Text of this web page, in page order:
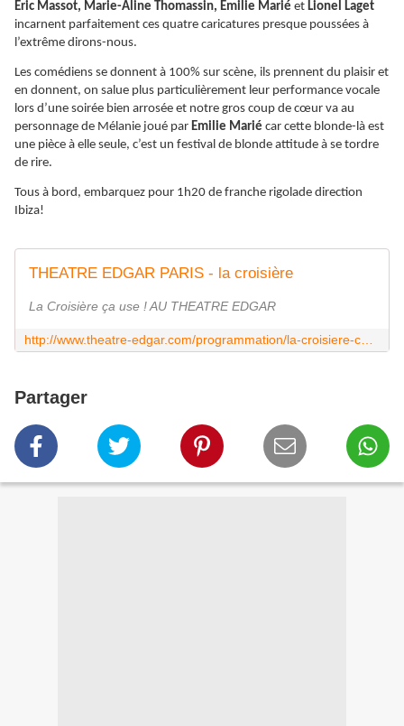
Eric Massot, Marie-Aline Thomassin, Emilie Marié et Lionel Laget
incarnent parfaitement ces quatre caricatures presque poussées à
l’extrême dirons-nous.
Les comédiens se donnent à 100% sur scène, ils prennent du plaisir et
en donnent, on salue plus particulièrement leur performance vocale
lors d’une soirée bien arrosée et notre gros coup de cœur va au
personnage de Mélanie joué par Emilie Marié car cette blonde-là est
une pièce à elle seule, c’est un festival de blonde attitude à se tordre
de rire.
Tous à bord, embarquez pour 1h20 de franche rigolade direction
Ibiza!
THEATRE EDGAR PARIS - la croisière
La Croisière ça use ! AU THEATRE EDGAR
http://www.theatre-edgar.com/programmation/la-croisiere-ca-use/
Partager